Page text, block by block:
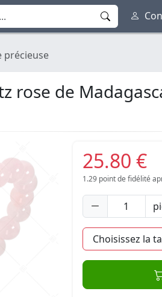
précieuse
rose de
25.80 €
1.29point de fidélité